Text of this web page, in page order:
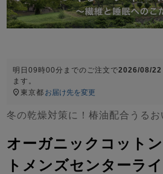
すべてのキッ
パジャマ
明日09時00分 までのご注文で2026/08/22
ます。
東京都 お届け先を変更
冬の乾燥対策に！椿油配合うるお
オーガニックコット
トメンズセンターラ